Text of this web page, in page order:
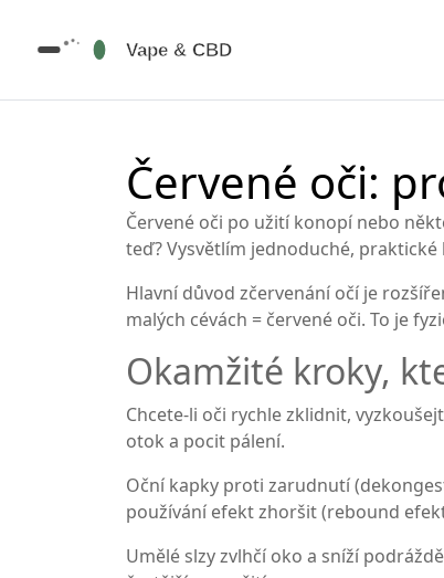
Červené oči:
Červené oči po užití konopí nebo
teď? Vysvětlím jednoduché,
Hlavní důvod zčervenání očí je
malých cévách = červené oči. To je
Okamžité kroky,
Chcete-li oči rychle zklidnit,
otok a pocit pálení.
Oční kapky proti zarudnutí
používání efekt zhoršit (rebound
Umělé slzy zvlhčí oko a sníží